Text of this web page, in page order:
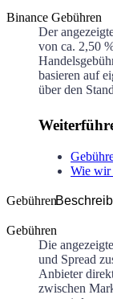
Binance Gebühren
Der
von ca. 2,50
basieren auf
über den
Wie wir
Gebühren
Gebühren
Die
und Spread
Anbieter
zwischen